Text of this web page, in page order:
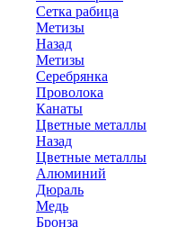
Сетка рабица
Метизы
Назад
Метизы
Серебрянка
Проволока
Канаты
Цветные металлы
Назад
Цветные металлы
Алюминий
Дюраль
Медь
Бронза